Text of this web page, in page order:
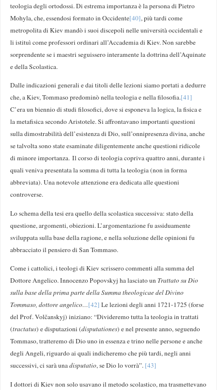
teologia degli ortodossi. Di estrema importanza è la persona di Pietro
Mohyla, che, essendosi formato in Occidente[40], più tardi come
metropolita di Kiev mandò i suoi discepoli nelle università occidentali e
li istituì come professori ordinari all’Accademia di Kiev. Non sarebbe
sorprendente se i maestri seguissero interamente la dottrina dell’Aquinate
e della Scolastica.
Dalle indicazioni generali e dai titoli delle lezioni siamo portati a dedurre
che, a Kiev, Tommaso predominò nella teologia e nella filosofia.[41]
C’era un biennio di studi filosofici, dove si esponeva la logica, la fisica e
la metafisica secondo Aristotele. Si affrontavano importanti questioni
sulla dimostrabilità dell’esistenza di Dio, sull’onnipresenza divina, anche
se talvolta sono state esaminate diligentemente anche questioni ridicole
di minore importanza. Il corso di teologia copriva quattro anni, durante i
quali veniva presentata la somma di tutta la teologia (non in forma
abbreviata). Una notevole attenzione era dedicata alle questioni
controverse.
Lo schema della tesi era quello della scolastica successiva: stato della
questione, argomenti, obiezioni. L’argomentazione fu assiduamente
sviluppata sulla base della ragione, e nella soluzione delle opinioni fu
abbracciato il pensiero di San Tommaso.
Come i cattolici, i teologi di Kiev scrissero commenti alla summa del
Dottore Angelico. Innocenzo Popovskyj ha lasciato un Trattato su Dio
sulla base della prima parte della Summa theologicae del Divino
Tommaso, dottore angelico…[42] Le lezioni degli anni 1721-1725 (forse
del Prof. Volčanskyj) iniziano: “Divideremo tutta la teologia in trattati
(tractatus) e disputazioni (disputationes) e nel presente anno, seguendo
Tommaso, tratteremo di Dio uno in essenza e trino nelle persone e anche
degli Angeli, riguardo ai quali indicheremo che più tardi, negli anni
successivi, ci sarà unadisputatio, se Dio lo vorrà”. [43]
I dottori di Kiev non solo usavano il metodo scolastico, ma trasmettevano